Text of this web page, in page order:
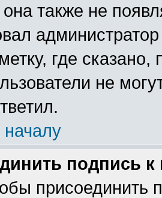
также не
где
не
началу
подпись
присоединить